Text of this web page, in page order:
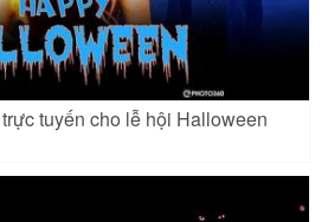
tuyến cho lễ hội Halloween